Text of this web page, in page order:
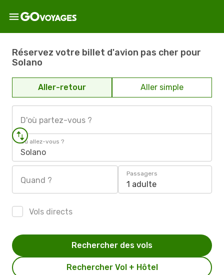
Réservez votre billet d'avion pas cher pour
Solano
Aller-retour Aller simple
D'où partez-vous ?
Où allez-vous ?
Solano
Quand ?
Passagers
1 adulte
Vols directs
Rechercher Vol + Hôtel
Rechercher des vols